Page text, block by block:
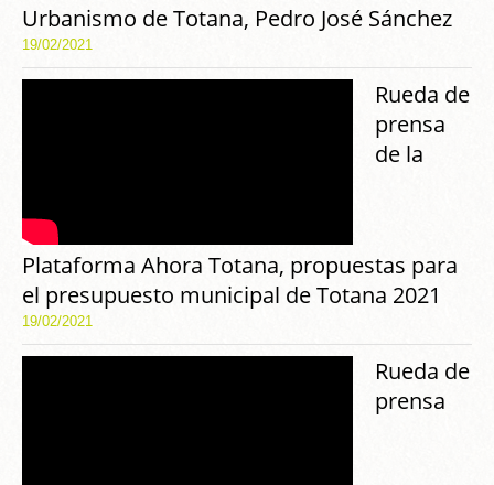
Urbanismo de Totana, Pedro José Sánchez
19/02/2021
Rueda de
prensa
de la
Plataforma Ahora Totana, propuestas para
el presupuesto municipal de Totana 2021
19/02/2021
Rueda de
prensa